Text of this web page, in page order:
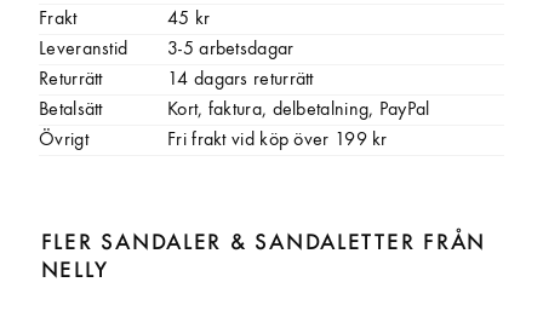
Frakt
45 kr
Leveranstid
3-5 arbetsdagar
Returrätt
14 dagars returrätt
Betalsätt
Kort, faktura, delbetalning, PayPal
Övrigt
Fri frakt vid köp över 199 kr
FLER SANDALER & SANDALETTER FRÅN
NELLY